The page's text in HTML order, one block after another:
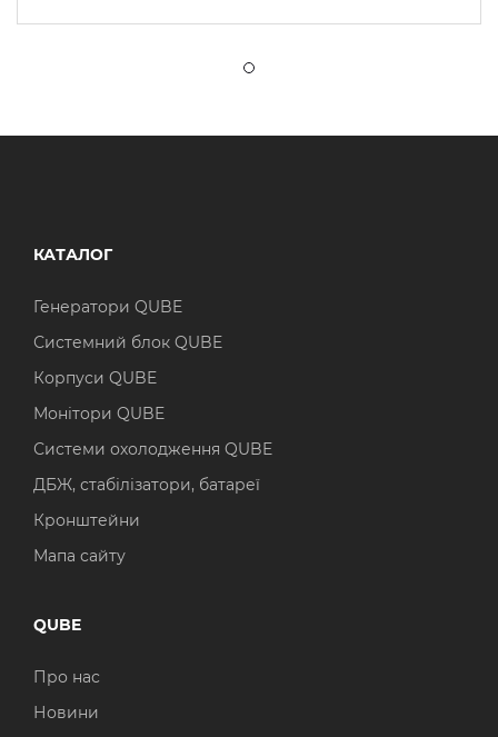
КАТАЛОГ
Генератори QUBE
Системний блок QUBE
Корпуси QUBE
Монітори QUBE
Системи охолодження QUBE
ДБЖ, стабілізатори, батареї
Кронштейни
Мапа сайту
QUBE
Про нас
Новини